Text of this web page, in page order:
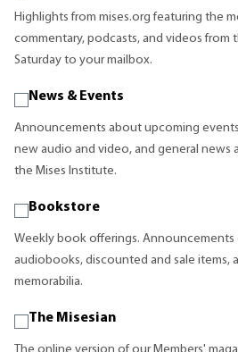
Highlights from mises.org featuring the
commentary, podcasts, and videos from
Saturday to your mailbox.
News & Events
Announcements about upcoming
new audio and video, and general news
the Mises Institute.
Bookstore
Weekly book offerings. Announcements
audiobooks, discounted and sale items,
memorabilia.
The Misesian